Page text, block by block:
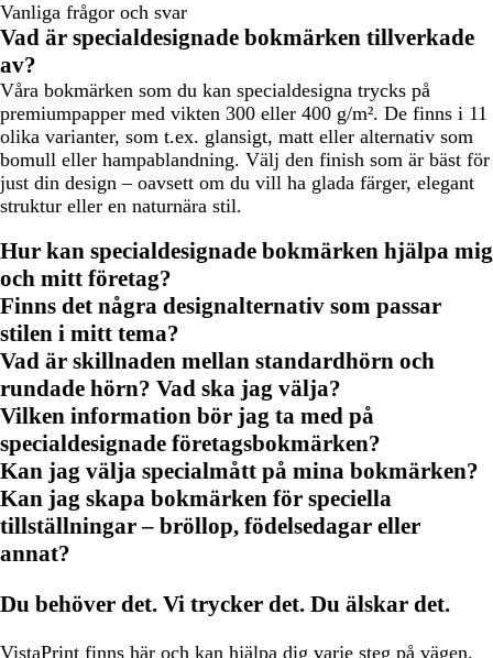
Vanliga frågor och svar
Vad är specialdesignade bokmärken tillverkade
av?
Våra bokmärken som du kan specialdesigna trycks på
premiumpapper med vikten 300 eller 400 g/m². De finns i 11
olika varianter, som t.ex. glansigt, matt eller alternativ som
bomull eller hampablandning. Välj den finish som är bäst för
just din design – oavsett om du vill ha glada färger, elegant
struktur eller en naturnära stil.
Hur kan specialdesignade bokmärken hjälpa mig
och mitt företag?
Finns det några designalternativ som passar
stilen i mitt tema?
Vad är skillnaden mellan standardhörn och
rundade hörn? Vad ska jag välja?
Vilken information bör jag ta med på
specialdesignade företagsbokmärken?
Kan jag välja specialmått på mina bokmärken?
Kan jag skapa bokmärken för speciella
tillställningar – bröllop, födelsedagar eller
annat?
Du behöver det. Vi trycker det. Du älskar det.
VistaPrint finns här och kan hjälpa dig varje steg på vägen.